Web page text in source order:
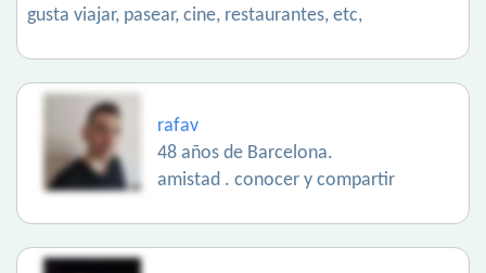
gusta viajar, pasear, cine, restaurantes, etc,
rafav
48 años de Barcelona.
amistad . conocer y compartir